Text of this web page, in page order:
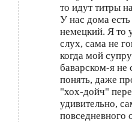
то идут титры
У нас дома есть
немецкий. Я то
слух, сама не
когда мой
баварском-я не
понять, даже
"хох-дойч"
удивительно,
повседневного